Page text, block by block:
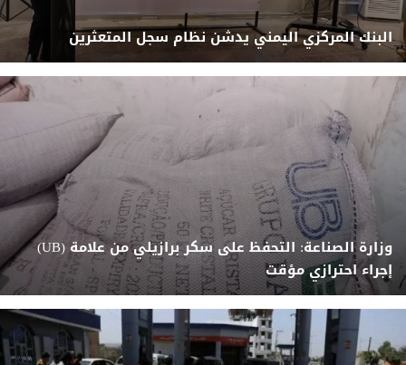
البنك المركزي اليمني يدشن نظام سجل المتعثرين
وزارة الصناعة: التحفظ على سكر برازيلي من علامة (UB)
إجراء احترازي مؤقت